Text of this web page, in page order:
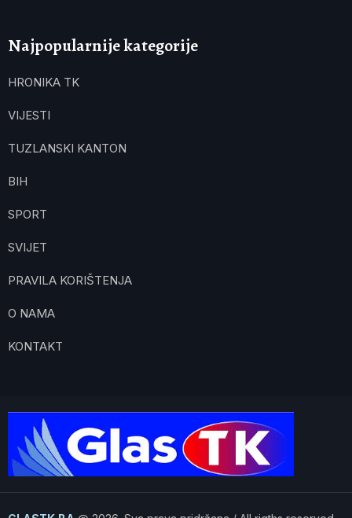
Najpopularnije kategorije
HRONIKA TK
VIJESTI
TUZLANSKI KANTON
BIH
SPORT
SVIJET
PRAVILA KORIŠTENJA
O NAMA
KONTAKT